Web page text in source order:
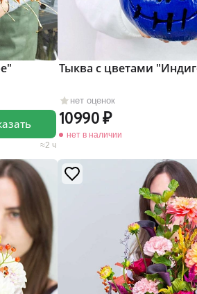
2 ч
нет оценок
Тыква с цветами
10990
нет в наличии